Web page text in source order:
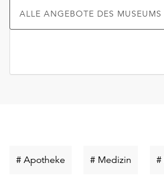
ALLE ANGEBOTE DES MUSEUMS
# Apotheke Schlüsselwort
# Medizin #